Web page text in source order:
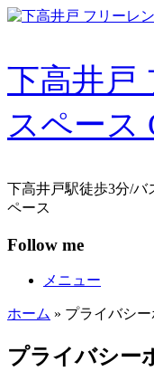
コ
ン
ツ
ス
プ
下高井戸
スペース
下高井戸駅徒歩3分/バ
ペース
Follow me
メニュー
ホーム » プライバシ
プライバシー